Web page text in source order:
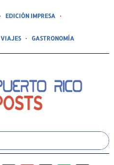
EDICIÓN IMPRESA
VIAJES GASTRONOMÍA